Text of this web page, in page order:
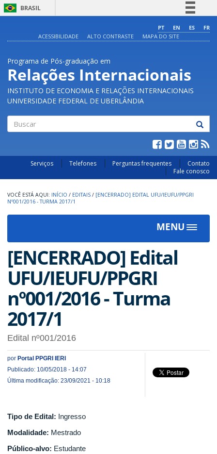
BRASIL
Comunica BR
Acesso à informação
Legislação
PT EN ES
FR
ACESSIBILIDADE
ALTO CONTRASTE MAPA DO SITE
Programa de Pós-graduação em
Relações Internacionais
INSTITUTO DE ECONOMIA E RELAÇÕES INTERNACIONAIS
UNIVERSIDADE FEDERAL DE UBERLÂNDIA
Serviços Telefones Perguntas frequentes
Contato
Fale conosco
INÍCIO / EDITAIS / [ENCERRADO] EDITAL UFU/IEUFU/PPGRI
Nº001/2016 - TURMA 2017/1
MENU
Toggle
[ENCERRADO] Edital
UFU/IEUFU/PPGRI
nº001/2016 - Turma
2017/1
Edital nº001/2016
por Portal PPGRI IERI
Publicado: 10/05/2018 - 14:07
Última modificação: 23/09/2021 - 10:18
Tipo de Edital: Ingresso
Modalidade: Mestrado
Público-alvo: Estudante